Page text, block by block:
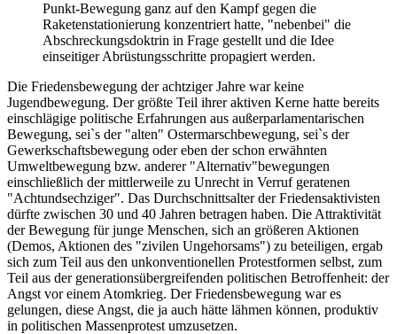
Punkt-Bewegung ganz auf den Kampf gegen die
Raketenstationierung konzentriert hatte, "nebenbei" die
Abschreckungsdoktrin in Frage gestellt und die Idee
einseitiger Abrüstungsschritte propagiert werden.
Die Friedensbewegung der achtziger Jahre war keine
Jugendbewegung. Der größte Teil ihrer aktiven Kerne hatte bereits
einschlägige politische Erfahrungen aus außerparlamentarischen
Bewegung, sei`s der "alten" Ostermarschbewegung, sei`s der
Gewerkschaftsbewegung oder eben der schon erwähnten
Umweltbewegung bzw. anderer "Alternativ"bewegungen
einschließlich der mittlerweile zu Unrecht in Verruf geratenen
"Achtundsechziger". Das Durchschnittsalter der Friedensaktivisten
dürfte zwischen 30 und 40 Jahren betragen haben. Die Attraktivität
der Bewegung für junge Menschen, sich an größeren Aktionen
(Demos, Aktionen des "zivilen Ungehorsams") zu beteiligen, ergab
sich zum Teil aus den unkonventionellen Protestformen selbst, zum
Teil aus der generationsübergreifenden politischen Betroffenheit: der
Angst vor einem Atomkrieg. Der Friedensbewegung war es
gelungen, diese Angst, die ja auch hätte lähmen können, produktiv
in politischen Massenprotest umzusetzen.